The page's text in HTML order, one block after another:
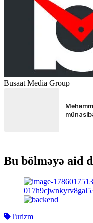
Busaat Media Group
Bu bölməyə aid
Turizm